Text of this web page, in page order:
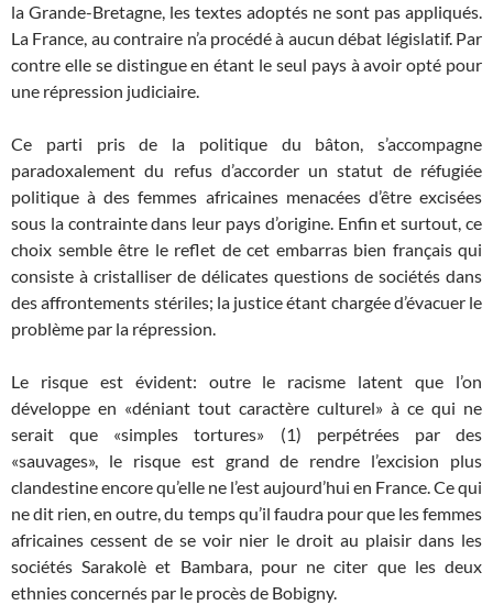
la Grande-Bretagne, les textes adoptés ne sont pas appliqués.
La France, au contraire n’a procédé à aucun débat législatif. Par
contre elle se distingue en étant le seul pays à avoir opté pour
une répression judiciaire.
Ce parti pris de la politique du bâton, s’accompagne
paradoxalement du refus d’accorder un statut de réfugiée
politique à des femmes africaines menacées d’être excisées
sous la contrainte dans leur pays d’origine. Enfin et surtout, ce
choix semble être le reflet de cet embarras bien français qui
consiste à cristalliser de délicates questions de sociétés dans
des affrontements stériles; la justice étant chargée d’évacuer le
problème par la répression.
Le risque est évident: outre le racisme latent que l’on
développe en «déniant tout caractère culturel» à ce qui ne
serait que «simples tortures» (1) perpétrées par des
«sauvages», le risque est grand de rendre l’excision plus
clandestine encore qu’elle ne l’est aujourd’hui en France. Ce qui
ne dit rien, en outre, du temps qu’il faudra pour que les femmes
africaines cessent de se voir nier le droit au plaisir dans les
sociétés Sarakolè et Bambara, pour ne citer que les deux
ethnies concernés par le procès de Bobigny.